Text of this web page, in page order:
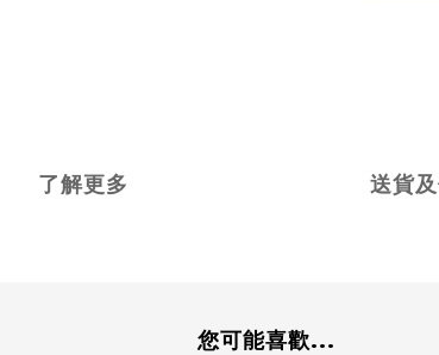
了解更多 送貨
您可能喜歡...